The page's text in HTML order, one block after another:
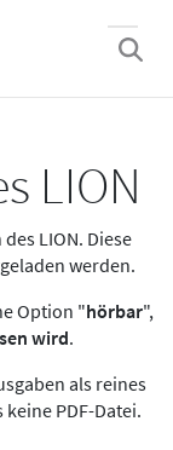
LION
LION. Diese
werden.
Option "hörbar",
wird.
als reines
PDF-Datei.